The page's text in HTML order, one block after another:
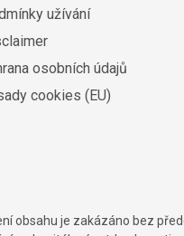
užívání
osobních údajů
cookies (EU)
obsahu je zakázáno bez